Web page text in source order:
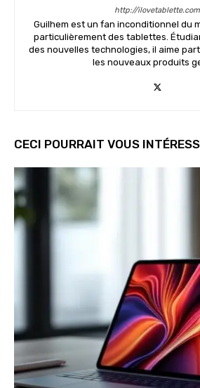
http://ilovetablette.com
Guilhem est un fan inconditionnel du
particulièrement des tablettes.
des nouvelles technologies, il aime
les nouveaux produits
CECI POURRAIT VOUS